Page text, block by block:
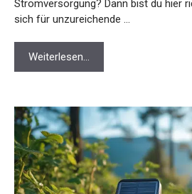
Stromversorgung? Dann bist du hier
sich für unzureichende …
Weiterlesen…